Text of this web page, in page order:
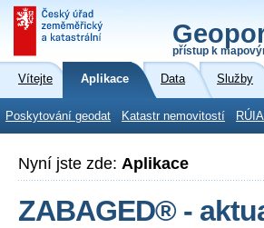
přístup k
Vítejte Aplikace Data Služby
Poskytování geodat Katastr nemovitostí
Nyní jste zde: Aplikace
ZABAGED® -